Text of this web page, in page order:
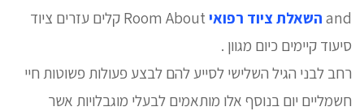
and השאלת ציוד רפואי
Room About קלים עזרים ציוד
סיעוד קיימים כיום מגוון .
רחב לבני הגיל השלישי לסייע להם לבצע פעולות פשוטות חיי
חשמליים יום בנוסף אלו מותאמים לבעלי מוגבלויות אשר